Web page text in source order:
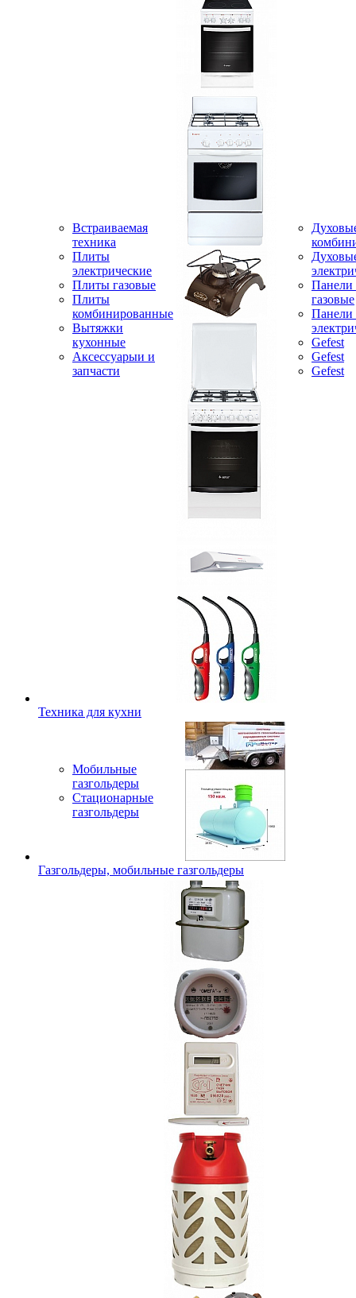
Встраиваемая
техника
Плиты
электрические
Плиты газовые
Плиты
комбинированные
Вытяжки
кухонные
Аксессуарыи и
запчасти
Панели
газовые
Панели
Gefest
Gefest
Gefest
Техника для кухни
Мобильные
газгольдеры
Стационарные
газгольдеры
Газгольдеры, мобильные газгольдеры